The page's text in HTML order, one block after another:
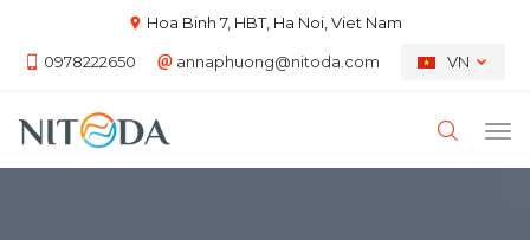
Hoa Binh 7, HBT, Ha Noi, Viet Nam
0978222650 annaphuong@nitoda.com VN